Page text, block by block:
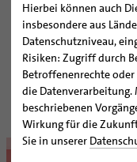
Hierbei können auch
insbesondere aus
Datenschutzniveau,
Risiken: Zugriff durch
Betroffenenrechte
die
beschriebenen
Wirkung für die
Sie in unserer
Weihbischof Dr.
Bischof em. Norbert
Weihbischof em.
Weihbischof em.
Weihbischof em. Koitz
Bischof em. Dr.
Generalvikariat
Gremien
Diözesangericht
Gemeindegremien
Pfarrgemeinden
Hildesheimer Dom
Virtueller Rundgang
Tausendjähriger
Die Hildesheimer
Wallfahrten | Pilgern
Termine Wallfahrten
Jakobswege im
Veranstaltungen
Strategieprozess
Jugend
Edith-
Engagement
© bph/Gossmann